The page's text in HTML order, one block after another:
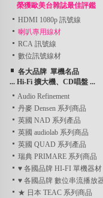
榮獲歐美台雜誌最佳評鑑
HDMI 1080p 訊號線
喇叭專用線材
RCA 訊號線
數位訊號線材
各大品牌 單機名品
... Hi-Fi 擴大機、CD唱盤 ...
Audio Refinement
丹麥 Densen 系列商品
英國 NAD 系列產品
英國 audiolab 系列商品
英國 QUAD 系列產品
瑞典 PRIMARE 系列商品
♥ 各國品牌 HI-FI 單機器材
♥ 各國品牌 數位串流播放
★ 日本 TEAC 系列商品